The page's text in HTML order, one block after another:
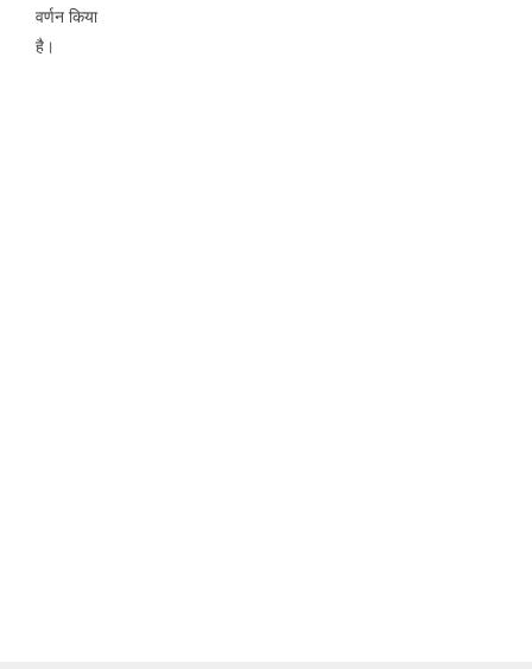
वर्णन किया
है।